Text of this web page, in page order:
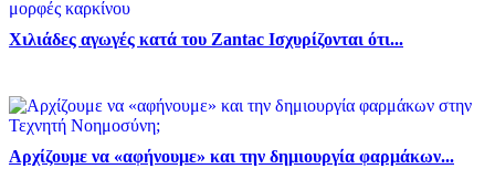
Χιλιάδες αγωγές κατά του Zantac Ισχυρίζονται ότι...
Αρχίζουμε να «αφήνουμε» και την δημιουργία φαρμάκων...